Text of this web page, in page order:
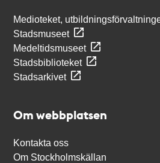
Medioteket,
Stadsmuseet
Medeltidsmuseet
Stadsbiblioteket
Stadsarkivet
Om webbplatsen
Kontakta oss
Om Stockholmskällan